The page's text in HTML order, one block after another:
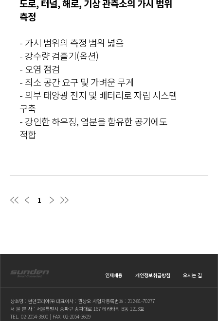
도로, 터널, 해로, 기상 관측소의 가시 범위
측정
- 가시 범위의 측정 범위 넓음
- 강수량 검출기(옵션)
- 오염 점검
- 최소 공간 요구 및 가벼운 무게
- 외부 태양광 전지 및 배터리로 자립 시스템
구축
- 강인한 하우징, 염분을 함유한 공기에도
적합
1
인재채용 개인정보취급방침 오시는 길
상호명 : 썬덴코리아㈜ 대표이사 : 권상오 사업자등록번호 : 212-81-70277
서 울 본 사 : 서울특별시 송파구 송파대로 167 테라타워 B동 1213호
TEL. 02-2054-3600 | FAX. 02-2054-3609